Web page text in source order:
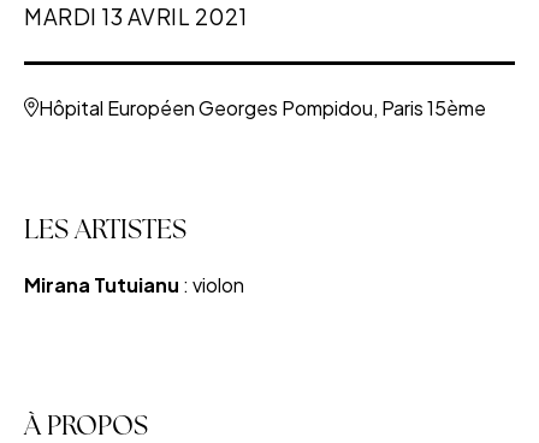
MARDI 13 AVRIL 2021
Hôpital Européen Georges Pompidou, Paris 15ème
LES ARTISTES
Mirana Tutuianu : violon
À PROPOS